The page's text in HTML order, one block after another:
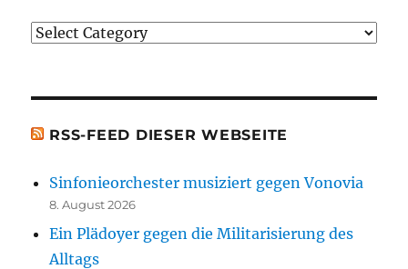
erwähnten
Justiz
RSS-FEED DIESER WEBSEITE
Sinfonieorchester musiziert gegen Vonovia
8. August 2026
Ein Plädoyer gegen die Militarisierung des
Alltags